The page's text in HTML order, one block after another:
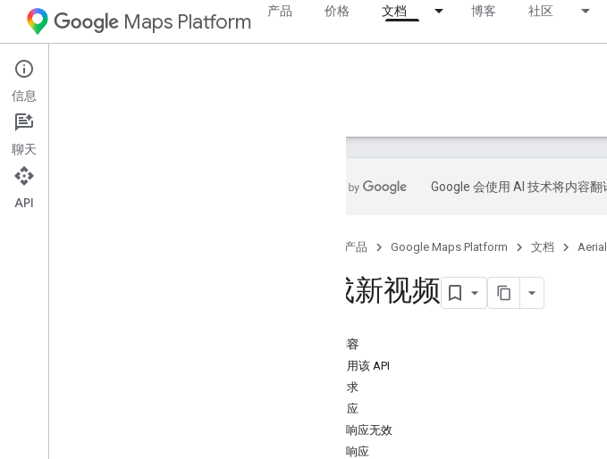
Maps Platform 产品 价格 文档 博客 社区
Aerial View API
指南
Google 会使用 AI 技术将内容
产品 Google Maps Platform 文档
生成新视频
本页内容
如何使用该 API
示例请求
示例响应
地址响应无效
处理响应
信息
聊天
API